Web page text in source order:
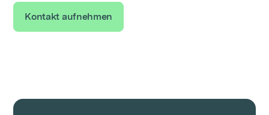
Kontakt aufnehmen